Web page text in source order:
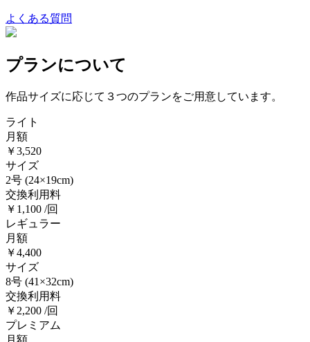
よくある質問
プランについて
作品サイズに応じて３つのプランをご用意しています。
ライト
月額
￥3,520
サイズ
2号 (24×19cm)
交換利用料
￥1,100 /回
レギュラー
月額
￥4,400
サイズ
8号 (41×32cm)
交換利用料
￥2,200 /回
プレミアム
月額